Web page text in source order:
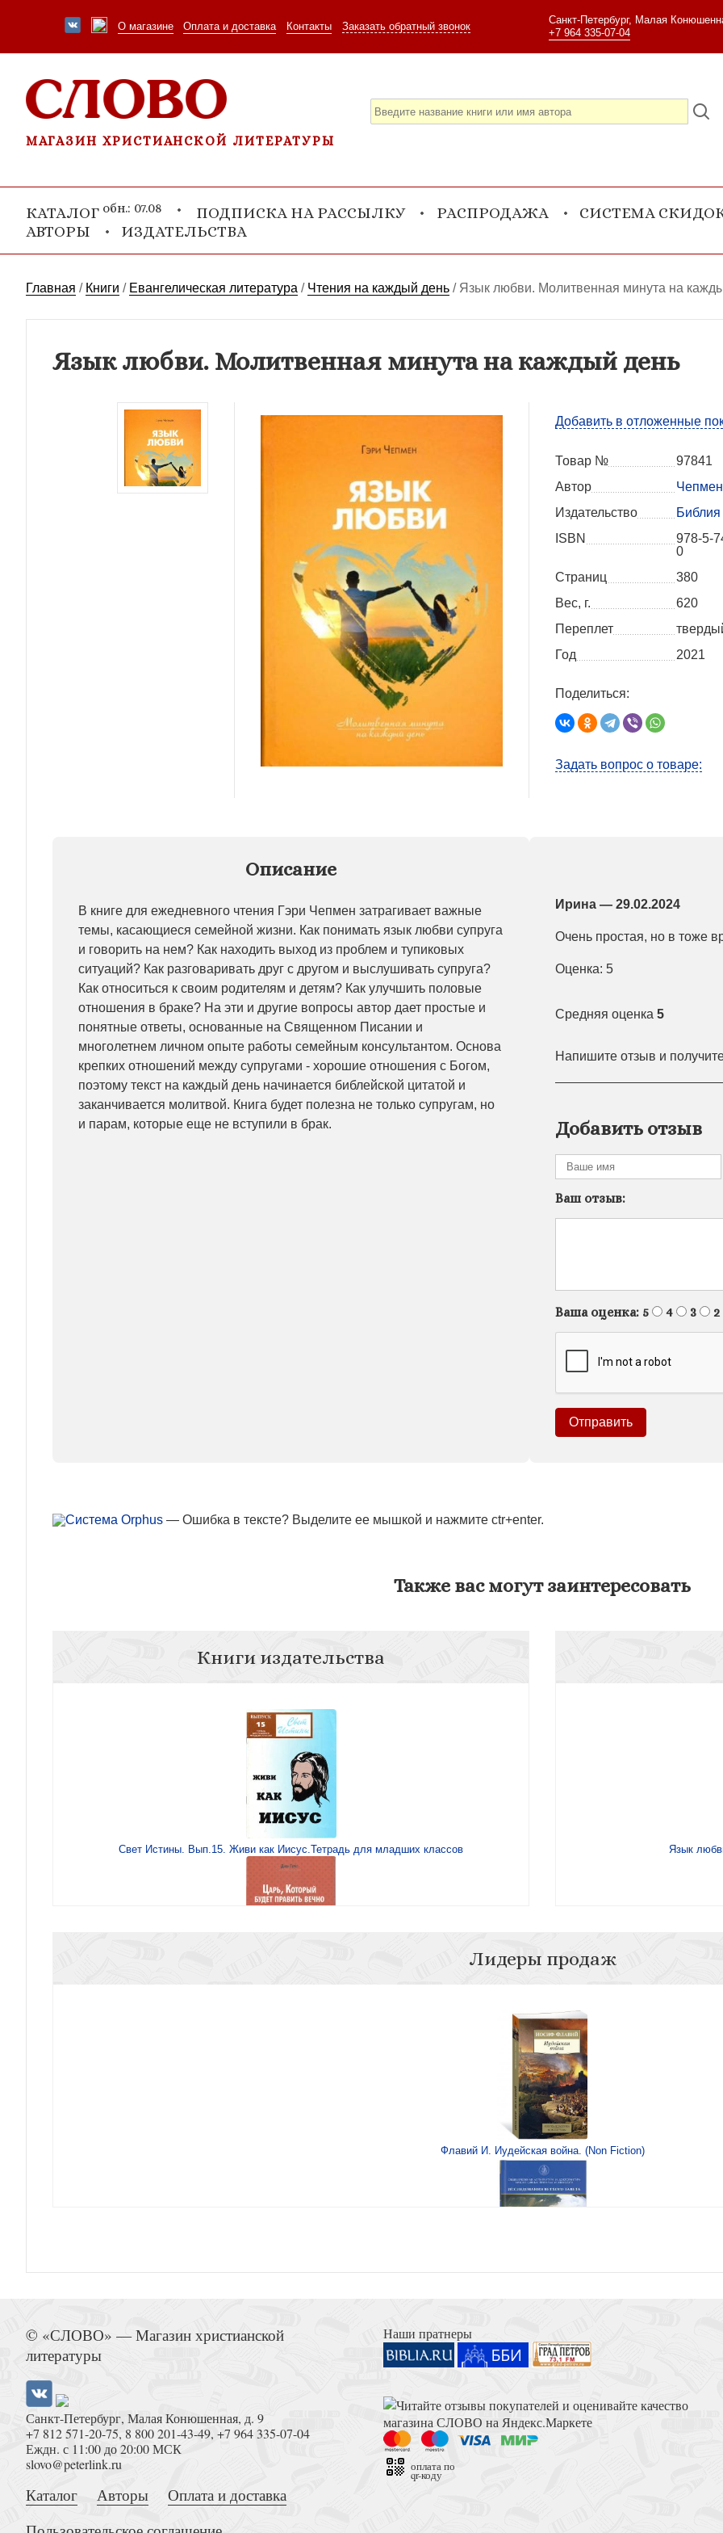
О магазине Оплата и доставка Контакты Заказать обратный звонок
Санкт-Петербург, Малая
+7 964 335-07-04
МАГАЗИН ХРИСТИАНСКОЙ ЛИТЕРАТУРЫ
КАТАЛОГ обн.: 07.08 ПОДПИСКА НА РАССЫЛКУ РАСПРОДАЖА
СИСТЕМА
АВТОРЫ
ИЗДАТЕЛЬСТВА
Главная / Книги / Евангелическая литература / Чтения на каждый день / Язык любви. Молитвенная минута на
Язык любви. Молитвенная минута на каждый день
Добавить в отложенные
Товар №
97841
Автор
Чепмен
Издательство
Библия
ISBN
978-5-
0
Страниц
380
Вес, г.
620
Переплет
Год
2021
Поделиться:
Задать вопрос о товаре:
Описание
В книге для ежедневного чтения Гэри Чепмен затрагивает важные
темы, касающиеся семейной жизни. Как понимать язык любви супруга
и говорить на нем? Как находить выход из проблем и тупиковых
ситуаций? Как разговаривать друг с другом и выслушивать супруга?
Как относиться к своим родителям и детям? Как улучшить половые
отношения в браке? На эти и другие вопросы автор дает простые и
понятные ответы, основанные на Священном Писании и
многолетнем личном опыте работы семейным консультантом. Основа
крепких отношений между супругами - хорошие отношения с Богом,
поэтому текст на каждый день начинается библейской цитатой и
заканчивается молитвой. Книга будет полезна не только супругам, но
и парам, которые еще не вступили в брак.
Ирина — 29.02.2024
Очень простая, но в тоже
Оценка: 5
Средняя оценка 5
Напишите отзыв и
Добавить отзыв
Ваш отзыв:
Ваша оценка: 5 4 3 2
— Ошибка в тексте? Выделите ее мышкой и нажмите ctr+enter.
Также вас могут заинтересовать
Язык
Книги издательства
Свет Истины. Вып.15. Живи как Иисус.Тетрадь для младших классов
Свет Истины. Вып.16. Илия и Елисей. Тетрадь для дошкольников
Молитвы за детей, основанные на Писании
Лидеры продаж
Флавий И. Иудейская война. (Non Fiction)
Книга Иисуса Навина
Толкование на Апокалипсис (Тихоний Африканский)
© «СЛОВО» — Магазин христианской
литературы
Санкт-Петербург, Малая Конюшенная, д. 9
+7 812 571-20-75, 8 800 201-43-49, +7 964 335-07-04
Еждн. с 11:00 до 20:00 МСК
slovo@peterlink.ru
Каталог Авторы
Оплата и доставка
Наши пратнеры
оплата по
qr-коду